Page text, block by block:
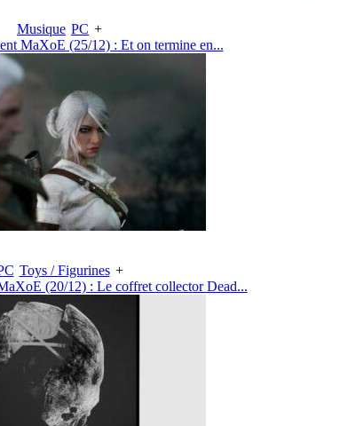
Musique PC +
MaXoE (25/12) : Et on termine en...
Toys / Figurines +
(20/12) : Le coffret collector Dead...